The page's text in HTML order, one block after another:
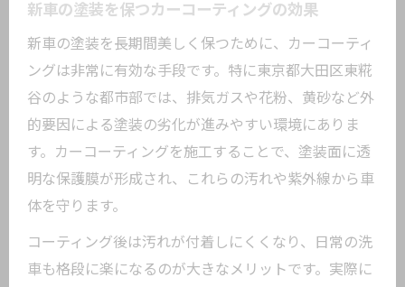
新車の塗装を保つカーコーティングの効果
新車の塗装を長期間美しく保つために、カーコーティ
ングは非常に有効な手段です。特に東京都大田区東糀
谷のような都市部では、排気ガスや花粉、黄砂など外
的要因による塗装の劣化が進みやすい環境にありま
す。カーコーティングを施工することで、塗装面に透
明な保護膜が形成され、これらの汚れや紫外線から車
体を守ります。
コーティング後は汚れが付着しにくくなり、日常の洗
車も格段に楽になるのが大きなメリットです。実際に